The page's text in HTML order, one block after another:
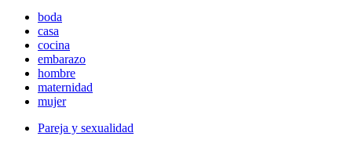
boda
casa
cocina
embarazo
hombre
maternidad
mujer
Pareja y sexualidad